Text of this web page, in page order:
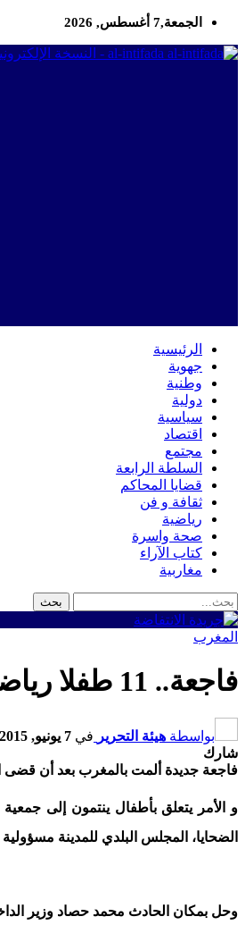
الجمعة,7 أغسطس, 2026
al-intifada - النسخة الإلكترونية لجريدة الانتفاضة
الرئيسية
جهوية
وطنية
دولية
سياسية
اقتصاد
مجتمع
السلطة الرابعة
قضايا المحاكم
ثقافة و فن
رياضية
صحة واسرة
كتاب الآراء
مغاربية
المغرب
فاجعة.. 11 طفلا رياضيا يقضون نحبهم غرقا في شاطئ واد الشراط بالصخيرات
بواسطة هيئة التحرير في 7 يونيو, 2015
شارك
فاجعة جديدة ألمت بالمغرب بعد أن قضى اليوم الأحد 11 طفلا نحبهم بواد الشراط قرب بوزنيقة بعدما كانوا
و الأمر يتعلق بأطفال ينتمون إلى
الضحايا، المجلس البلدي للمدينة
وحل بمكان الحادث محمد حصاد وزير